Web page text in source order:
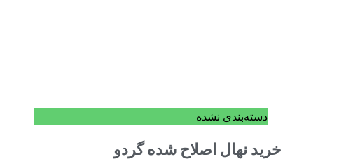
دسته‌بندی نشده
خرید نهال اصلاح شده گردو